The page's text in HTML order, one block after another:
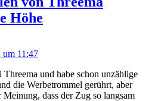
Höhe
um 11:47
und habe schon unzählige
die Werbetrommel gerührt, aber
dass der Zug so langsam